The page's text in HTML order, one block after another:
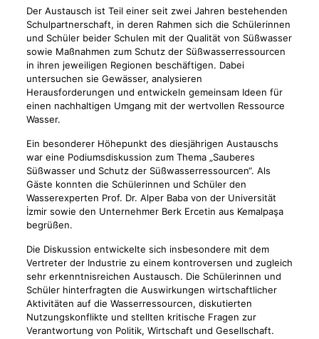
Der Austausch ist Teil einer seit zwei Jahren bestehenden
Schulpartnerschaft, in deren Rahmen sich die Schülerinnen
und Schüler beider Schulen mit der Qualität von Süßwasser
sowie Maßnahmen zum Schutz der Süßwasserressourcen
in ihren jeweiligen Regionen beschäftigen. Dabei
untersuchen sie Gewässer, analysieren
Herausforderungen und entwickeln gemeinsam Ideen für
einen nachhaltigen Umgang mit der wertvollen Ressource
Wasser.
Ein besonderer Höhepunkt des diesjährigen Austauschs
war eine Podiumsdiskussion zum Thema „Sauberes
Süßwasser und Schutz der Süßwasserressourcen“. Als
Gäste konnten die Schülerinnen und Schüler den
Wasserexperten Prof. Dr. Alper Baba von der Universität
İzmir sowie den Unternehmer Berk Ercetin aus Kemalpaşa
begrüßen.
Die Diskussion entwickelte sich insbesondere mit dem
Vertreter der Industrie zu einem kontroversen und zugleich
sehr erkenntnisreichen Austausch. Die Schülerinnen und
Schüler hinterfragten die Auswirkungen wirtschaftlicher
Aktivitäten auf die Wasserressourcen, diskutierten
Nutzungskonflikte und stellten kritische Fragen zur
Verantwortung von Politik, Wirtschaft und Gesellschaft.